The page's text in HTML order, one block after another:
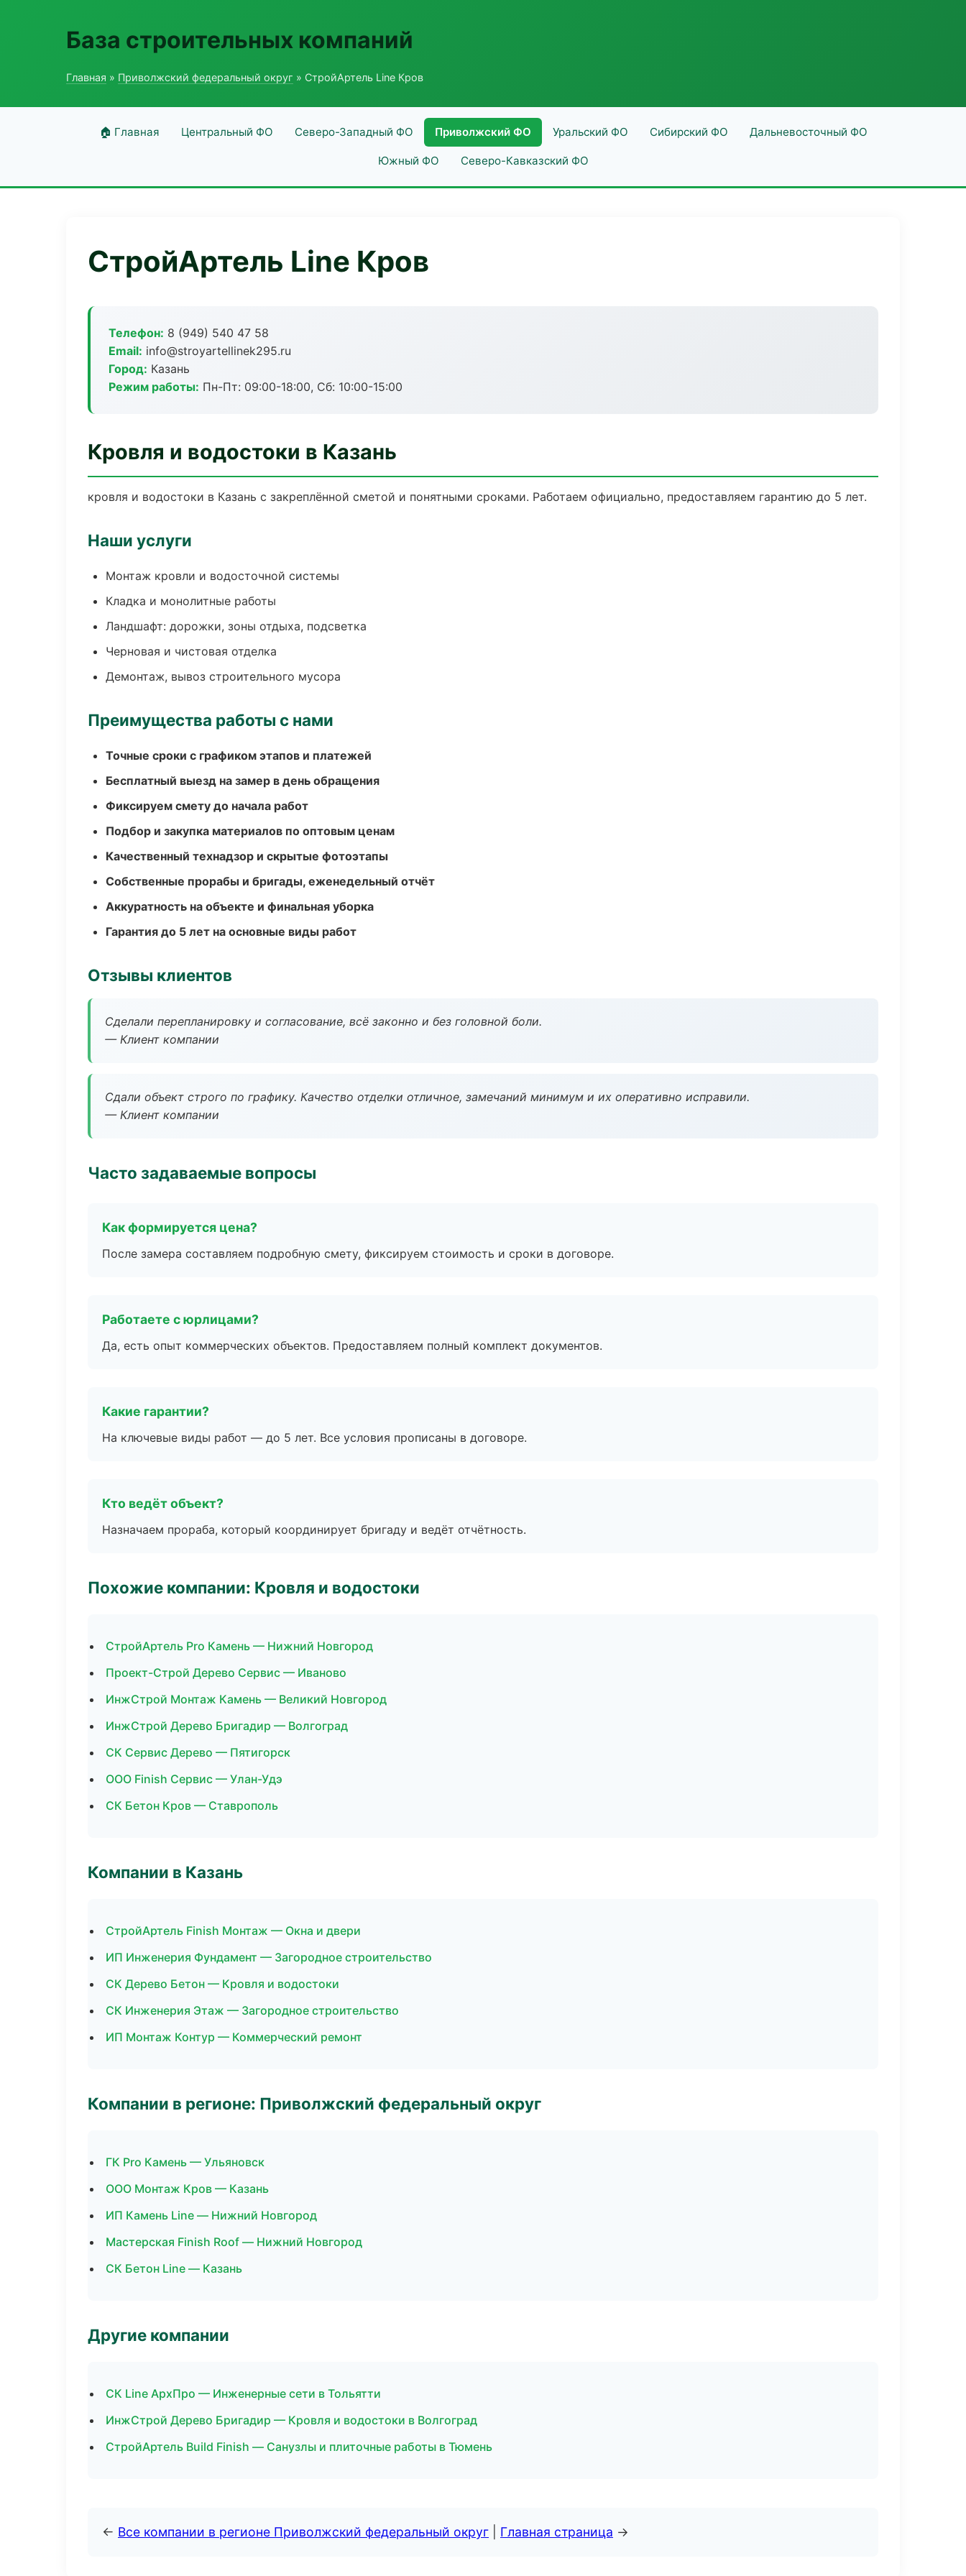
База строительных компаний
Главная » Приволжский федеральный округ » СтройАртель Line Кров
🏠 Главная Центральный ФО Северо-Западный ФО Приволжский ФО Уральский ФО Сибирский ФО Дальневосточный ФО
Южный ФО Северо-Кавказский ФО
СтройАртель Line Кров
Телефон: 8 (949) 540 47 58
Email: info@stroyartellinek295.ru
Город: Казань
Режим работы: Пн-Пт: 09:00-18:00, Сб: 10:00-15:00
Кровля и водостоки в Казань
кровля и водостоки в Казань с закреплённой сметой и понятными сроками. Работаем официально, предоставляем гарантию до 5 лет.
Наши услуги
Монтаж кровли и водосточной системы
Кладка и монолитные работы
Ландшафт: дорожки, зоны отдыха, подсветка
Черновая и чистовая отделка
Демонтаж, вывоз строительного мусора
Преимущества работы с нами
Точные сроки с графиком этапов и платежей
Бесплатный выезд на замер в день обращения
Фиксируем смету до начала работ
Подбор и закупка материалов по оптовым ценам
Качественный технадзор и скрытые фотоэтапы
Собственные прорабы и бригады, еженедельный отчёт
Аккуратность на объекте и финальная уборка
Гарантия до 5 лет на основные виды работ
Отзывы клиентов
Сделали перепланировку и согласование, всё законно и без головной боли.
— Клиент компании
Сдали объект строго по графику. Качество отделки отличное, замечаний минимум и их оперативно исправили.
— Клиент компании
Часто задаваемые вопросы
Как формируется цена?
После замера составляем подробную смету, фиксируем стоимость и сроки в договоре.
Работаете с юрлицами?
Да, есть опыт коммерческих объектов. Предоставляем полный комплект документов.
Какие гарантии?
На ключевые виды работ — до 5 лет. Все условия прописаны в договоре.
Кто ведёт объект?
Назначаем прораба, который координирует бригаду и ведёт отчётность.
Похожие компании: Кровля и водостоки
СтройАртель Pro Камень — Нижний Новгород
Проект-Строй Дерево Сервис — Иваново
ИнжСтрой Монтаж Камень — Великий Новгород
ИнжСтрой Дерево Бригадир — Волгоград
СК Сервис Дерево — Пятигорск
ООО Finish Сервис — Улан-Удэ
СК Бетон Кров — Ставрополь
Компании в Казань
СтройАртель Finish Монтаж — Окна и двери
ИП Инженерия Фундамент — Загородное строительство
СК Дерево Бетон — Кровля и водостоки
СК Инженерия Этаж — Загородное строительство
ИП Монтаж Контур — Коммерческий ремонт
Компании в регионе: Приволжский федеральный округ
ГК Pro Камень — Ульяновск
ООО Монтаж Кров — Казань
ИП Камень Line — Нижний Новгород
Мастерская Finish Roof — Нижний Новгород
СК Бетон Line — Казань
Другие компании
СК Line АрхПро — Инженерные сети в Тольятти
ИнжСтрой Дерево Бригадир — Кровля и водостоки в Волгоград
СтройАртель Build Finish — Санузлы и плиточные работы в Тюмень
← Все компании в регионе Приволжский федеральный округ Главная страница →